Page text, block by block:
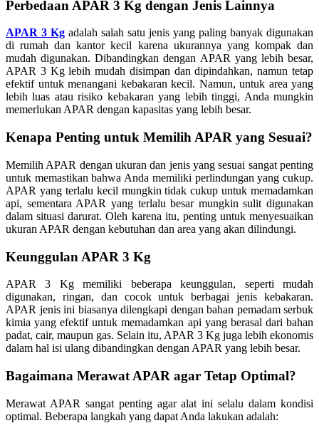
Perbedaan APAR 3 Kg dengan Jenis Lainnya
APAR 3 Kg adalah salah satu jenis yang paling banyak digunakan
di rumah dan kantor kecil karena ukurannya yang kompak dan
mudah digunakan. Dibandingkan dengan APAR yang lebih besar,
APAR 3 Kg lebih mudah disimpan dan dipindahkan, namun tetap
efektif untuk menangani kebakaran kecil. Namun, untuk area yang
lebih luas atau risiko kebakaran yang lebih tinggi, Anda mungkin
memerlukan APAR dengan kapasitas yang lebih besar.
Kenapa Penting untuk Memilih APAR yang Sesuai?
Memilih APAR dengan ukuran dan jenis yang sesuai sangat penting
untuk memastikan bahwa Anda memiliki perlindungan yang cukup.
APAR yang terlalu kecil mungkin tidak cukup untuk memadamkan
api, sementara APAR yang terlalu besar mungkin sulit digunakan
dalam situasi darurat. Oleh karena itu, penting untuk menyesuaikan
ukuran APAR dengan kebutuhan dan area yang akan dilindungi.
Keunggulan APAR 3 Kg
APAR 3 Kg memiliki beberapa keunggulan, seperti mudah
digunakan, ringan, dan cocok untuk berbagai jenis kebakaran.
APAR jenis ini biasanya dilengkapi dengan bahan pemadam serbuk
kimia yang efektif untuk memadamkan api yang berasal dari bahan
padat, cair, maupun gas. Selain itu, APAR 3 Kg juga lebih ekonomis
dalam hal isi ulang dibandingkan dengan APAR yang lebih besar.
Bagaimana Merawat APAR agar Tetap Optimal?
Merawat APAR sangat penting agar alat ini selalu dalam kondisi
optimal. Beberapa langkah yang dapat Anda lakukan adalah: